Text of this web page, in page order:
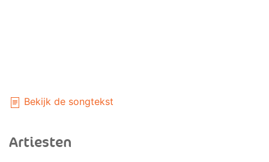
Bekijk de songtekst
Artiesten